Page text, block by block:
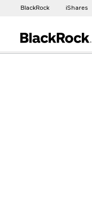
BlackRock iShares